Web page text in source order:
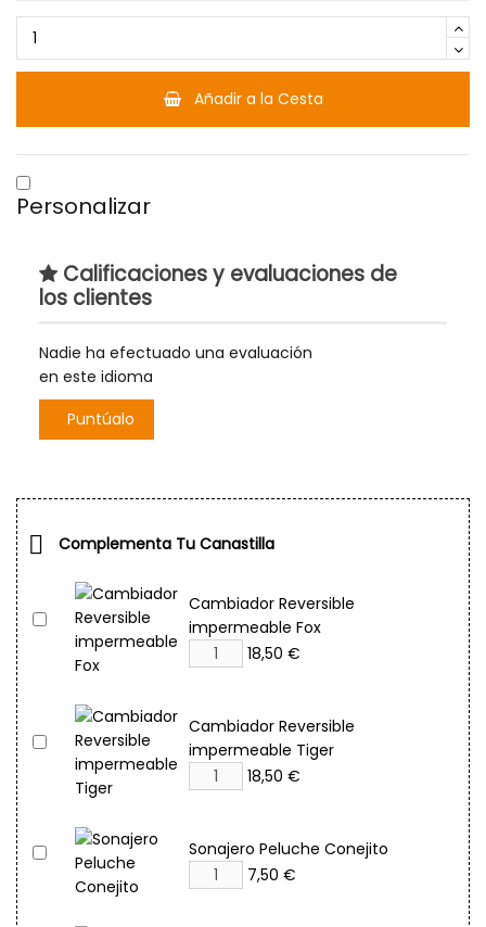
Añadir a la Cesta
Personalizar
Calificaciones y evaluaciones de
los clientes
Nadie ha efectuado una evaluación
en este idioma
Puntúalo
 Complementa Tu Canastilla
Cambiador Reversible
impermeable Fox
18,50 €
Cambiador Reversible
impermeable Tiger
18,50 €
Sonajero Peluche Conejito
7,50 €